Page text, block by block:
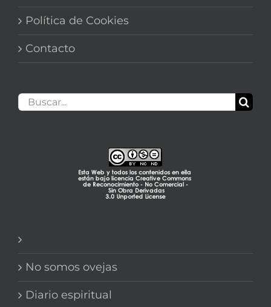
Política de Cookies
Contacto
Buscar:
No somos ovejas
Diario espiritual